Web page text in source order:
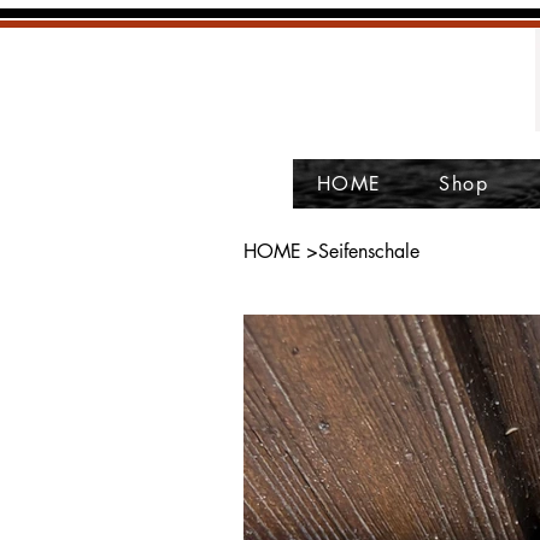
HOME Shop
HOME >Seifenschale